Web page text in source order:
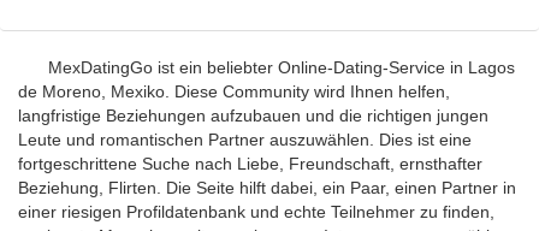
MexDatingGo ist ein beliebter Online-Dating-Service in Lagos
de Moreno, Mexiko. Diese Community wird Ihnen helfen,
langfristige Beziehungen aufzubauen und die richtigen jungen
Leute und romantischen Partner auszuwählen. Dies ist eine
fortgeschrittene Suche nach Liebe, Freundschaft, ernsthafter
Beziehung, Flirten. Die Seite hilft dabei, ein Paar, einen Partner in
einer riesigen Profildatenbank und echte Teilnehmer zu finden,